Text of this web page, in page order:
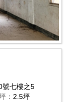
號七樓之5
： 2.5坪